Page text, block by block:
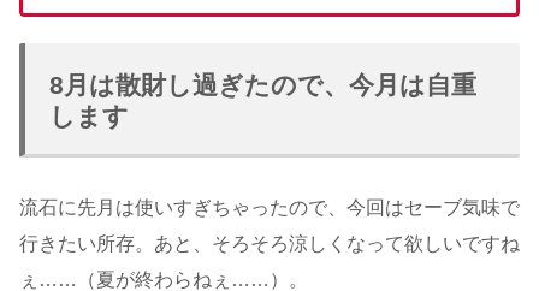
8月は散財し過ぎたので、今月は自重
します
流石に先月は使いすぎちゃったので、今回はセーブ気味で
行きたい所存。あと、そろそろ涼しくなって欲しいですね
ぇ……（夏が終わらねぇ……）。